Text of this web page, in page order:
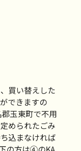
買い替えした
できますの
玉東町で不用
められたごみ
込まなければ